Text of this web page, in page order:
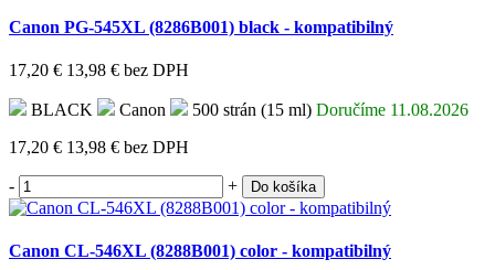
Canon PG-545XL (8286B001) black - kompatibilný
17,20 € 13,98 € bez DPH
BLACK Canon 500 strán (15 ml) Doručíme 11.08.2026
17,20 € 13,98 € bez DPH
- + Do košíka
Canon CL-546XL (8288B001) color - kompatibilný